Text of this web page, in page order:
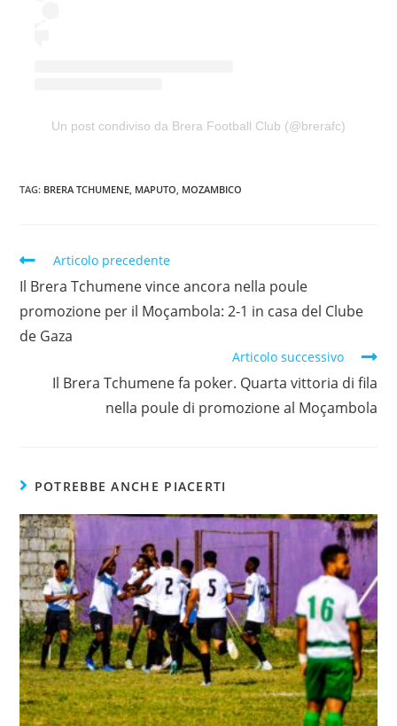
Un post condiviso da Brera Football Club (@brerafc)
TAG: BRERA TCHUMENE MAPUTO MOZAMBICO
Articolo precedente
Il Brera Tchumene vince ancora nella poule
promozione per il Moçambola: 2-1 in casa del Clube
de Gaza
Articolo successivo
Il Brera Tchumene fa poker. Quarta vittoria di fila
nella poule di promozione al Moçambola
POTREBBE ANCHE PIACERTI